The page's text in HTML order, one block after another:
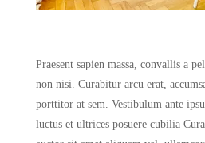
Praesent sapien massa, convallis a
non nisi. Curabitur arcu erat,
porttitor at sem. Vestibulum ante
luctus et ultrices posuere cubilia